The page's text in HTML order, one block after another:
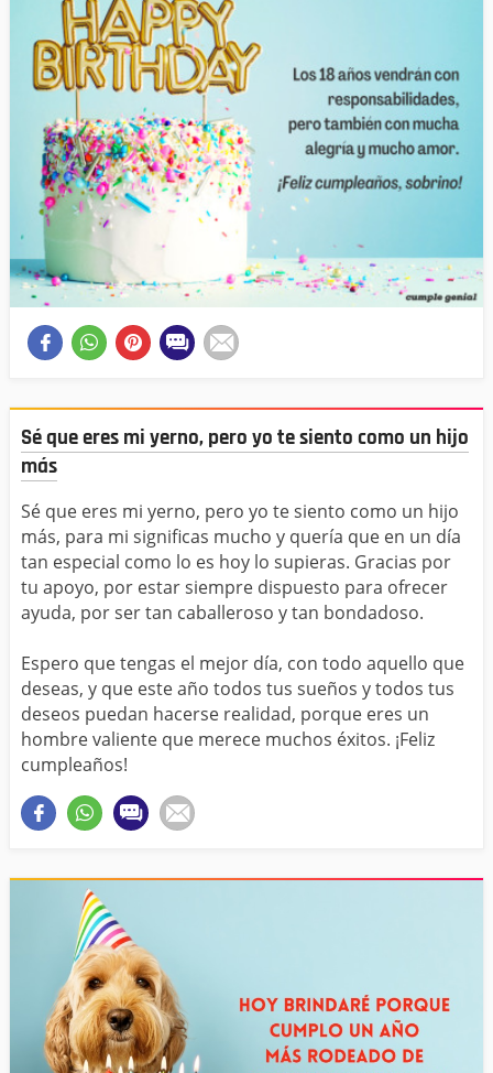
Sé que eres mi yerno, pero yo te siento como un hijo
más
Sé que eres mi yerno, pero yo te siento como un hijo
más, para mi significas mucho y quería que en un día
tan especial como lo es hoy lo supieras. Gracias por
tu apoyo, por estar siempre dispuesto para ofrecer
ayuda, por ser tan caballeroso y tan bondadoso.
Espero que tengas el mejor día, con todo aquello que
deseas, y que este año todos tus sueños y todos tus
deseos puedan hacerse realidad, porque eres un
hombre valiente que merece muchos éxitos. ¡Feliz
cumpleaños!